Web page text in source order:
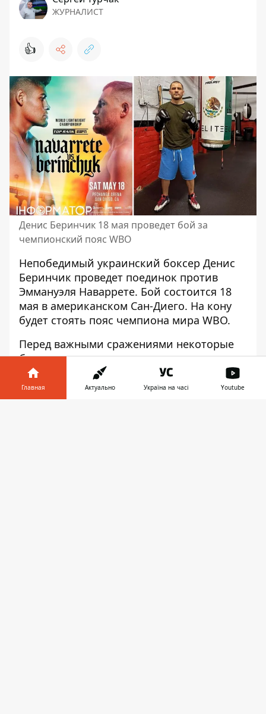
ЖУРНАЛИСТ
👍
Денис Беринчик 18 мая проведет бой за
чемпионский пояс WBO
Непобедимый украинский боксер Денис
Беринчик проведет поединок против
Эммануэля Наваррете. Бой состоится 18
мая в американском Сан-Диего. На кону
будет стоять пояс чемпиона мира WBO.
Перед важными сражениями некоторые
боксеры проводят психологические атаки
на соперника. Их цель – вывести
оппонента из равновесия. Нона
Беринчика такие приемы бездействуют
Главная Актуально Україна на часі Youtube